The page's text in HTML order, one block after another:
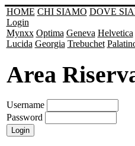
HOME CHI SIAMO DOVE
Login
Mynxx Optima Geneva Helvetica
Lucida Georgia Trebuchet
Area
Username
Password